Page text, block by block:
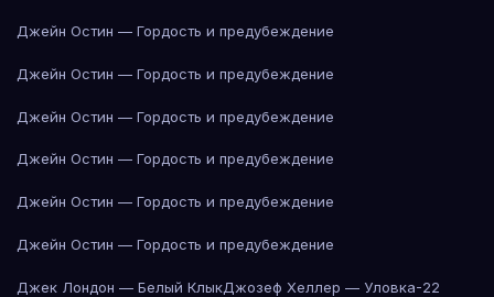
Джейн Остин — Гордость и предубеждение
Джейн Остин — Гордость и предубеждение
Джейн Остин — Гордость и предубеждение
Джейн Остин — Гордость и предубеждение
Джейн Остин — Гордость и предубеждение
Джейн Остин — Гордость и предубеждение
Джек Лондон — Белый КлыкДжозеф Хеллер — Уловка-22